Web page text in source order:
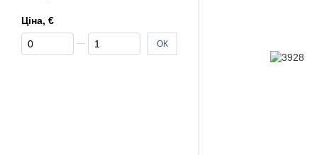
Ціна, €
Від Ціна, €
До Ціна, € ОК